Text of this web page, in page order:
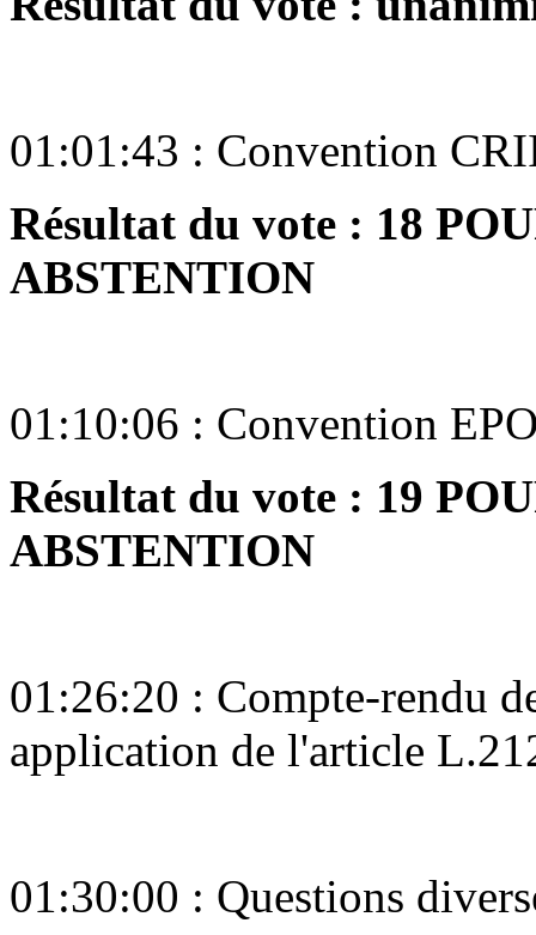
01:01:43 : Convention
Résultat du vote : 18
ABSTENTION
01:10:06 : Convention
Résultat du vote : 19
ABSTENTION
01:26:20 : Compte-rendu
application de l'article
01:30:00 : Questions